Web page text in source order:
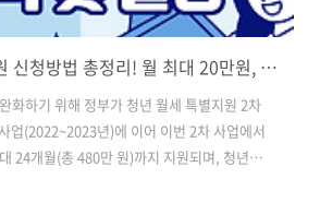
2025 청년 월세 지원 신청방법 총정리! 월 최대 20만원, 신청자격 및 일정 확인
화하기 위해 정부가 청년 월세 특별지원 2차
업(2022~2023년)에 이어 이번 2차 사업에서
24개월(총 480만 원)까지 지원되며, 청년들
약통장 가입 요건이 추가되었습니다. 기